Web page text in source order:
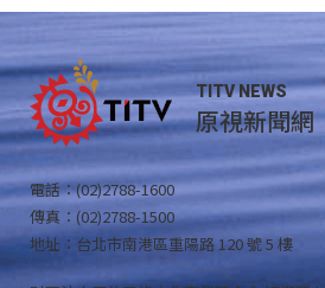
TITV NEWS
原視新聞網
電話：(02)2788-1600
傳真：(02)2788-1500
地址：台北市南港區重陽路 120 號 5 樓